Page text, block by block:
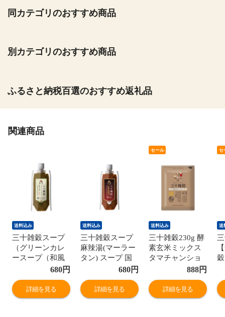
同カテゴリのおすすめ商品
別カテゴリのおすすめ商品
ふるさと納税百選のおすすめ返礼品
関連商品
送料込み
三十雑穀スープ
（グリーンカレ
ースープ（和風
みそ仕立て））
国産三十雑穀か
ら生まれた本格
スープ 化学調味
680円
詳細を見る
送料込み
三十雑穀スープ
麻辣湯(マーラー
タン) スープ 国
産三十雑穀から
生まれた本格ス
ープ 化学調味
料・着色料・保
680円
詳細を見る
セール
送料込み
三十雑穀230g 酵
素玄米ミックス
タマチャンショ
ップの30雑穀米
雑穀米 ダイエッ
ト 雑穀 白米
1000円ポッキリ
888円
詳細を見る
セ
送